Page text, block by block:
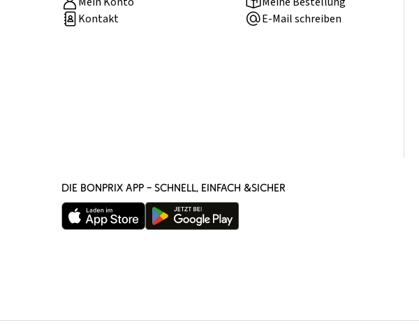
Kontakt
E-Mail schreiben
DIE BONPRIX APP – SCHNELL, EINFACH &SICHER